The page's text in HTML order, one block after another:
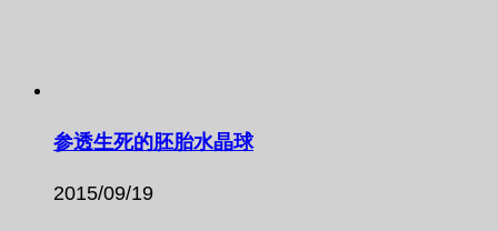
参透生死的胚胎水晶球
2015/09/19